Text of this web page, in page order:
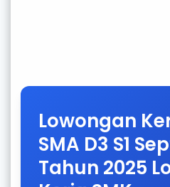
Lowongan
SMA D3 S1
Tahun 2025